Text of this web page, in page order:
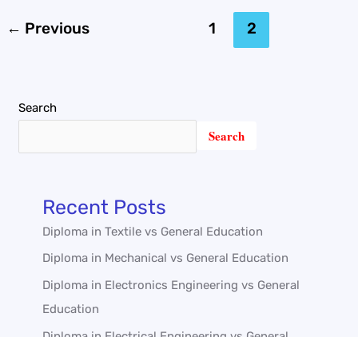
← Previous 1 2
Search
Search
Recent Posts
Diploma in Textile vs General Education
Diploma in Mechanical vs General Education
Diploma in Electronics Engineering vs General
Education